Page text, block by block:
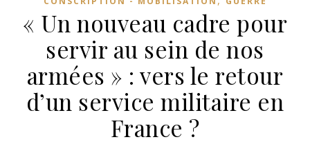
« Un nouveau cadre pour
servir au sein de nos
armées » : vers le retour
d’un service militaire en
France ?